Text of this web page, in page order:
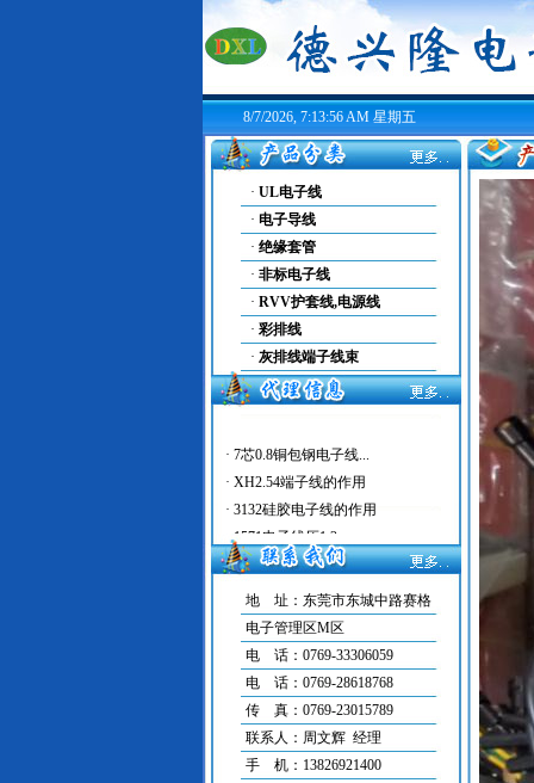
8/7/2026, 7:13:58 AM 星期五
· UL电子线
· 电子导线
· 绝缘套管
· 非标电子线
· RVV护套线,电源线
· 彩排线
· 灰排线端子线束
· 7芯0.8铜包钢电子线...
·XH2.54端子线的作用
·3132硅胶电子线的作用
1571电子线压1.2...
2651彩排线有哪些规格及用途
低烟无卤线材有哪些规格
10362铁氟龙高温连...
2464多芯屏蔽线材的...
地 址：东莞市东城中路赛格
电子管理区M区
电 话：0769-33306059
电 话：0769-28618768
传 真：0769-23015789
联系人：周文辉 经理
手 机：13826921400